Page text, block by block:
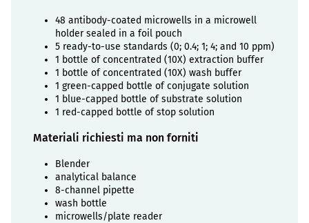
48 antibody-coated microwells in a microwell
holder sealed in a foil pouch
5 ready-to-use standards (0; 0.4; 1; 4; and 10 ppm)
1 bottle of concentrated (10X) extraction buffer
1 bottle of concentrated (10X) wash buffer
1 green-capped bottle of conjugate solution
1 blue-capped bottle of substrate solution
1 red-capped bottle of stop solution
Materiali richiesti ma non forniti
Blender
analytical balance
8-channel pipette
wash bottle
microwells/plate reader